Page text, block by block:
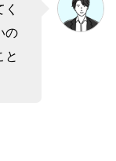
の
と